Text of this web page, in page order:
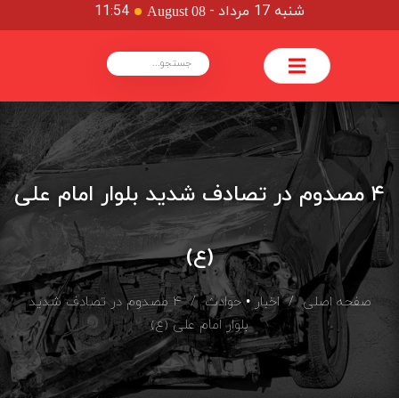
شنبه 17 مرداد -
August 08
11:54
۴ مصدوم در تصادف شدید بلوار امام علی
(ع)
صفحه اصلی/اخبار•حوادث
/ ۴ مصدوم در تصادف شدید
بلوار امام علی (ع)